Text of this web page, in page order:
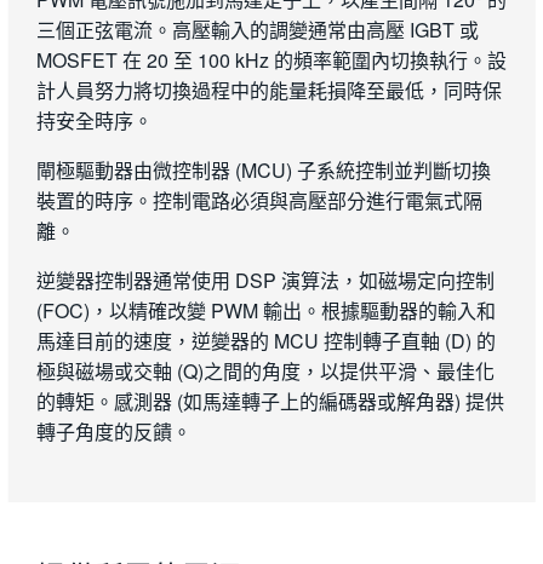
三個正弦電流。高壓輸入的調變通常由高壓 IGBT 或
MOSFET 在 20 至 100 kHz 的頻率範圍內切換執行。設
計人員努力將切換過程中的能量耗損降至最低，同時保
持安全時序。
閘極驅動器由微控制器 (MCU) 子系統控制並判斷切換
裝置的時序。控制電路必須與高壓部分進行電氣式隔
離。
逆變器控制器通常使用 DSP 演算法，如磁場定向控制
(FOC)，以精確改變 PWM 輸出。根據驅動器的輸入和
馬達目前的速度，逆變器的 MCU 控制轉子直軸 (D) 的
極與磁場或交軸 (Q)之間的角度，以提供平滑、最佳化
的轉矩。感測器 (如馬達轉子上的編碼器或解角器) 提供
轉子角度的反饋。